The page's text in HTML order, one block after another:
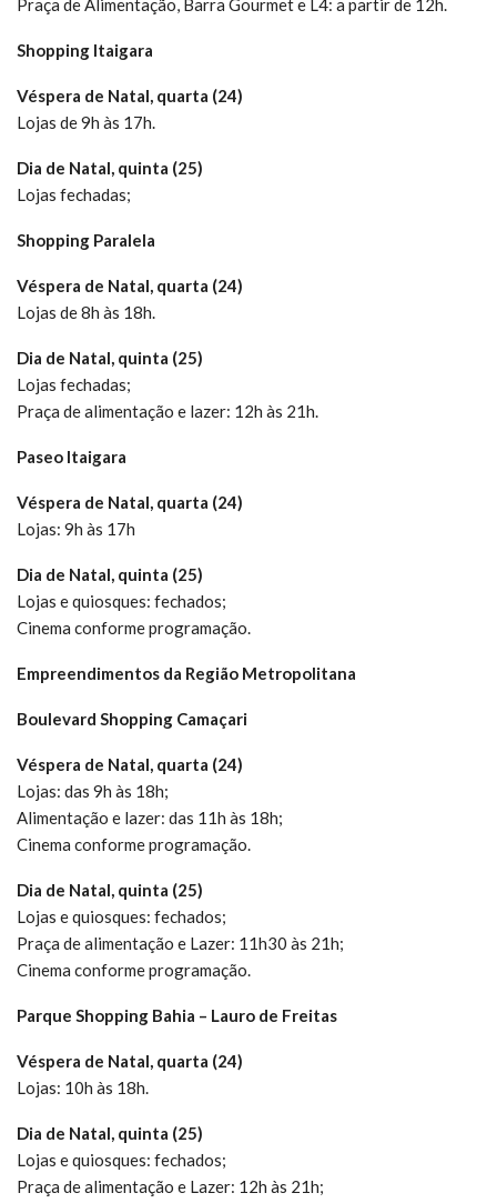
Praça de Alimentação, Barra Gourmet e L4: a partir de 12h.
Shopping Itaigara
Véspera de Natal, quarta (24)
Lojas de 9h às 17h.
Dia de Natal, quinta (25)
Lojas fechadas;
Shopping Paralela
Véspera de Natal, quarta (24)
Lojas de 8h às 18h.
Dia de Natal, quinta (25)
Lojas fechadas;
Praça de alimentação e lazer: 12h às 21h.
Paseo Itaigara
Véspera de Natal, quarta (24)
Lojas: 9h às 17h
Dia de Natal, quinta (25)
Lojas e quiosques: fechados;
Cinema conforme programação.
Empreendimentos da Região Metropolitana
Boulevard Shopping Camaçari
Véspera de Natal, quarta (24)
Lojas: das 9h às 18h;
Alimentação e lazer: das 11h às 18h;
Cinema conforme programação.
Dia de Natal, quinta (25)
Lojas e quiosques: fechados;
Praça de alimentação e Lazer: 11h30 às 21h;
Cinema conforme programação.
Parque Shopping Bahia – Lauro de Freitas
Véspera de Natal, quarta (24)
Lojas: 10h às 18h.
Dia de Natal, quinta (25)
Lojas e quiosques: fechados;
Praça de alimentação e Lazer: 12h às 21h;